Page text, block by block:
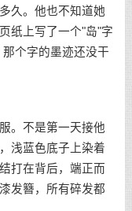
久。他也不知道她
纸上写了一个"岛"字
个字的墨迹还没干
。不是第一天接他
浅蓝色底子上染着
打在背后，端正而
发簪，所有碎发都